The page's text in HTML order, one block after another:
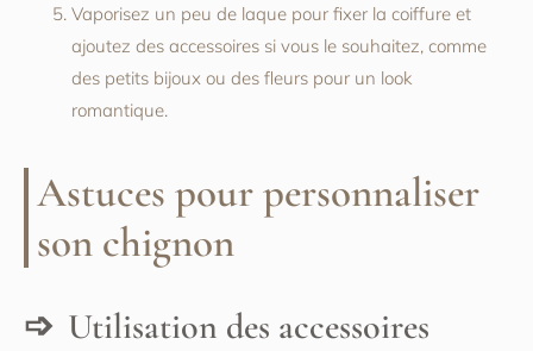
Vaporisez un peu de laque pour fixer la coiffure et
ajoutez des accessoires si vous le souhaitez, comme
des petits bijoux ou des fleurs pour un look
romantique.
Astuces pour personnaliser
son chignon
Utilisation des accessoires